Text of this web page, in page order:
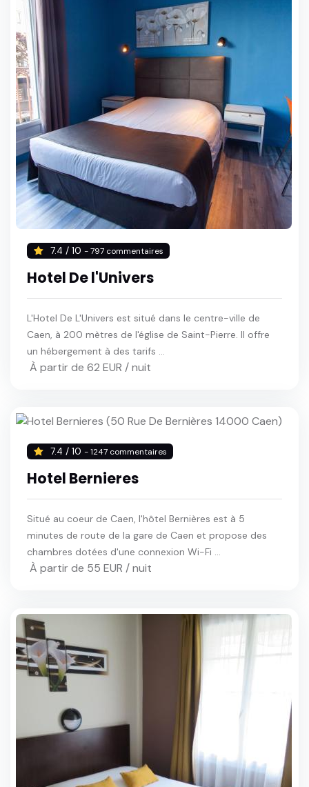
7.4 / 10 - 797 commentaires
Hotel De l'Univers
L'Hotel De L'Univers est situé dans le centre-ville de
Caen, à 200 mètres de l'église de Saint-Pierre. Il offre
un hébergement à des tarifs ...
À partir de 62 EUR / nuit
7.4 / 10 - 1247 commentaires
Hotel Bernieres
Situé au coeur de Caen, l'hôtel Bernières est à 5
minutes de route de la gare de Caen et propose des
chambres dotées d'une connexion Wi-Fi ...
À partir de 55 EUR / nuit